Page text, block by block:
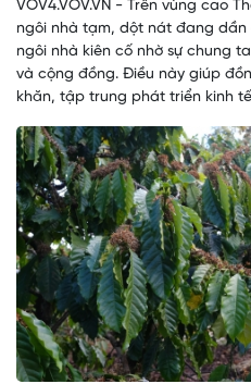
VOV4.VOV.VN - Trên vùng cao
ngôi nhà tạm, dột nát đang
ngôi nhà kiên cố nhờ sự chung
và cộng đồng. Điều này giúp
khăn, tập trung phát triển kinh